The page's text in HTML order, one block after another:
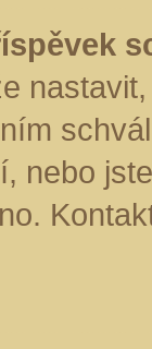
nebo